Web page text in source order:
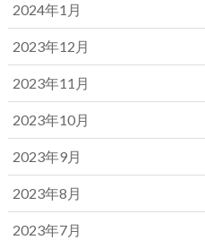
2024年1月
2023年12月
2023年11月
2023年10月
2023年9月
2023年8月
2023年7月